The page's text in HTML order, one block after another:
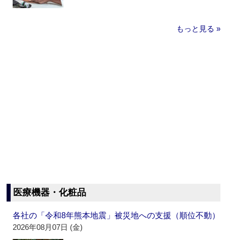
もっと見る »
医療機器・化粧品
各社の「令和8年熊本地震」被災地への支援（順位不動）
2026年08月07日 (金)